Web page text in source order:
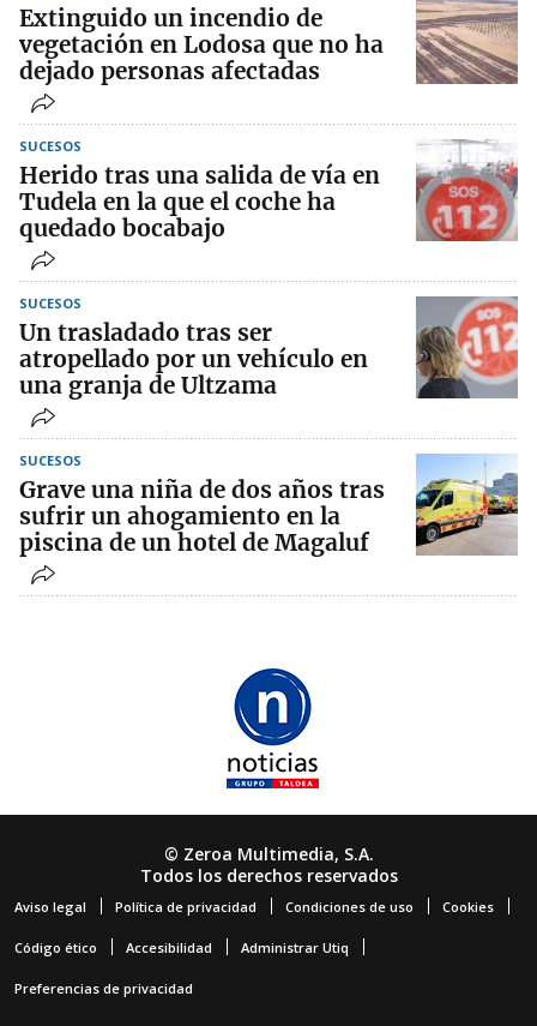
Extinguido un incendio de
vegetación en Lodosa que no ha
dejado personas afectadas
SUCESOS
Herido tras una salida de vía en
Tudela en la que el coche ha
quedado bocabajo
SUCESOS
Un trasladado tras ser
atropellado por un vehículo en
una granja de Ultzama
SUCESOS
Grave una niña de dos años tras
sufrir un ahogamiento en la
piscina de un hotel de Magaluf
© Zeroa Multimedia, S.A.
Todos los derechos reservados
Aviso legal Política de privacidad Condiciones de uso Cookies
Código ético Accesibilidad Administrar Utiq
Preferencias de privacidad